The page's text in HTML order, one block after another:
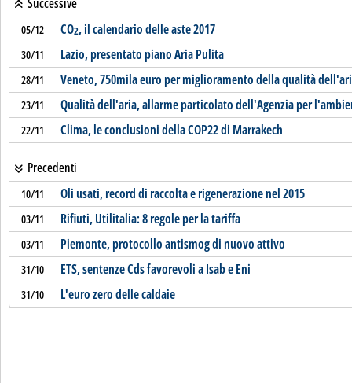
05/12 CO2, il calendario delle aste 2017
30/11 Lazio, presentato piano Aria Pulita
28/11 Veneto, 750mila euro per miglioramento della qualità
23/11 Qualità dell'aria, allarme particolato dell'Agenzia per
22/11 Clima, le conclusioni della COP22 di Marrakech
Precedenti
10/11 Oli usati, record di raccolta e rigenerazione nel 2015
03/11 Rifiuti, Utilitalia: 8 regole per la tariffa
03/11 Piemonte, protocollo antismog di nuovo attivo
31/10 ETS, sentenze Cds favorevoli a Isab e Eni
31/10 L'euro zero delle caldaie